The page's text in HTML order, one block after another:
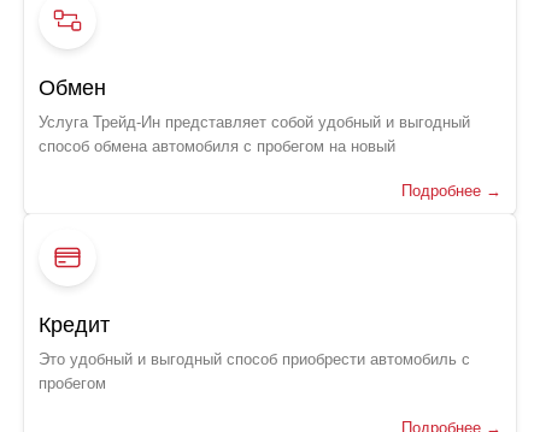
Обмен
Услуга Трейд-Ин представляет собой удобный и выгодный
способ обмена автомобиля с пробегом на новый
Подробнее →
Кредит
Это удобный и выгодный способ приобрести автомобиль с
пробегом
Подробнее →